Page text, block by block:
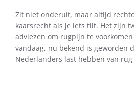
Zit niet onderuit, maar altijd
kaarsrecht als je iets tilt. Het zijn
adviezen om rugpijn te
vandaag, nu bekend is geworden
Nederlanders last hebben van